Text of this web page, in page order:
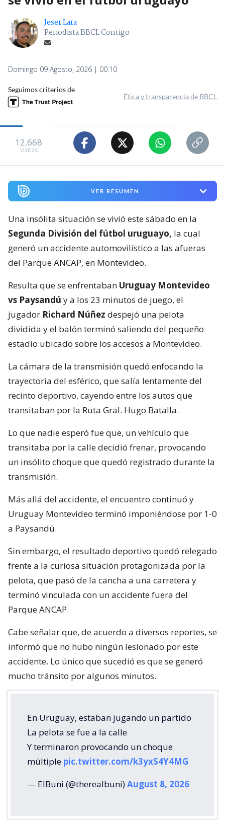
Jeser Lara
Periodista BBCL Contigo
Domingo 09 Agosto, 2026 | 00:10
Seguimos criterios de
Ética y transparencia de BBCL
12.668
visitas
VER RESUMEN
Una insólita situación se vivió este sábado en la
Segunda División del fútbol uruguayo, la cual
generó un accidente automovilístico a las afueras
del Parque ANCAP, en Montevideo.
Resulta que se enfrentaban Uruguay Montevideo
vs Paysandú y a los 23 minutos de juego, el
jugador Richard Núñez despejó una pelota
dividida y el balón terminó saliendo del pequeño
estadio ubicado sobre los accesos a Montevideo.
La cámara de la transmisión quedó enfocando la
trayectoria del esférico, que salía lentamente del
recinto deportivo, cayendo entre los autos que
transitaban por la Ruta Gral. Hugo Batalla.
Lo que nadie esperó fue que, un vehículo que
transitaba por la calle decidió frenar, provocando
un insólito choque que quedó registrado durante la
transmisión.
Más allá del accidente, el encuentro continuó y
Uruguay Montevideo terminó imponiéndose por 1-0
a Paysandú.
Sin embargo, el resultado deportivo quedó relegado
frente a la curiosa situación protagonizada por la
pelota, que pasó de la cancha a una carretera y
terminó vinculada con un accidente fuera del
Parque ANCAP.
Cabe señalar que, de acuerdo a diversos reportes, se
informó que no hubo ningún lesionado por este
accidente. Lo único que sucedió es que se generó
mucho tránsito por algunos minutos.
En Uruguay, estaban jugando un partido
La pelota se fue a la calle
Y terminaron provocando un choque
múltiple pic.twitter.com/k3yxS4Y4MG
— ElBuni (@therealbuni)August 8, 2026